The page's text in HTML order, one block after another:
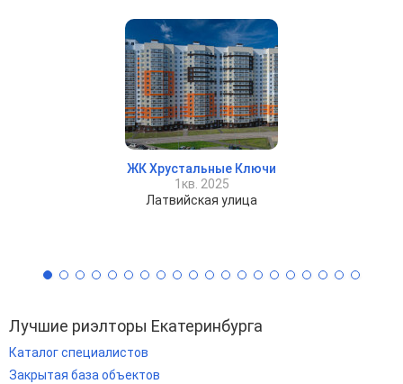
ЖК Хрустальные Ключи
1кв. 2025
Латвийская улица
Лучшие риэлторы Екатеринбурга
Каталог специалистов
Закрытая база объектов